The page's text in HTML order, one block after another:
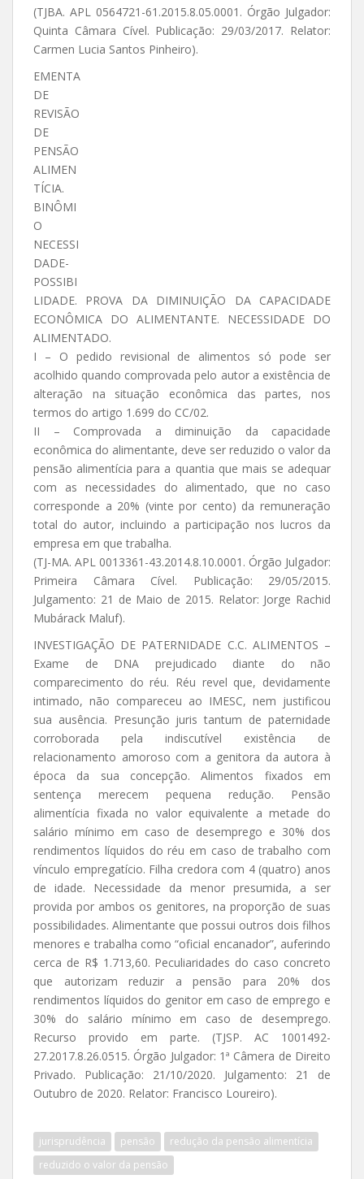
(TJBA. APL 0564721-61.2015.8.05.0001. Órgão Julgador:
Quinta Câmara Cível. Publicação: 29/03/2017. Relator:
Carmen Lucia Santos Pinheiro).
EMENTA
DE
REVISÃO
DE
PENSÃO
ALIMEN
TÍCIA.
BINÔMI
O
NECESSI
DADE-
POSSIBI
LIDADE. PROVA DA DIMINUIÇÃO DA CAPACIDADE
ECONÔMICA DO ALIMENTANTE. NECESSIDADE DO
ALIMENTADO.
I – O pedido revisional de alimentos só pode ser
acolhido quando comprovada pelo autor a existência de
alteração na situação econômica das partes, nos
termos do artigo 1.699 do CC/02.
II – Comprovada a diminuição da capacidade
econômica do alimentante, deve ser reduzido o valor da
pensão alimentícia para a quantia que mais se adequar
com as necessidades do alimentado, que no caso
corresponde a 20% (vinte por cento) da remuneração
total do autor, incluindo a participação nos lucros da
empresa em que trabalha.
(TJ-MA. APL 0013361-43.2014.8.10.0001. Órgão Julgador:
Primeira Câmara Cível. Publicação: 29/05/2015.
Julgamento: 21 de Maio de 2015. Relator: Jorge Rachid
Mubárack Maluf).
INVESTIGAÇÃO DE PATERNIDADE C.C. ALIMENTOS –
Exame de DNA prejudicado diante do não
comparecimento do réu. Réu revel que, devidamente
intimado, não compareceu ao IMESC, nem justificou
sua ausência. Presunção juris tantum de paternidade
corroborada pela indiscutível existência de
relacionamento amoroso com a genitora da autora à
época da sua concepção. Alimentos fixados em
sentença merecem pequena redução. Pensão
alimentícia fixada no valor equivalente a metade do
salário mínimo em caso de desemprego e 30% dos
rendimentos líquidos do réu em caso de trabalho com
vínculo empregatício. Filha credora com 4 (quatro) anos
de idade. Necessidade da menor presumida, a ser
provida por ambos os genitores, na proporção de suas
possibilidades. Alimentante que possui outros dois filhos
menores e trabalha como “oficial encanador”, auferindo
cerca de R$ 1.713,60. Peculiaridades do caso concreto
que autorizam reduzir a pensão para 20% dos
rendimentos líquidos do genitor em caso de emprego e
30% do salário mínimo em caso de desemprego.
Recurso provido em parte. (TJSP. AC 1001492-
27.2017.8.26.0515. Órgão Julgador: 1ª Câmera de Direito
Privado. Publicação: 21/10/2020. Julgamento: 21 de
Outubro de 2020. Relator: Francisco Loureiro).
jurisprudência pensão
redução da pensão alimentícia
reduzido o valor da pensão